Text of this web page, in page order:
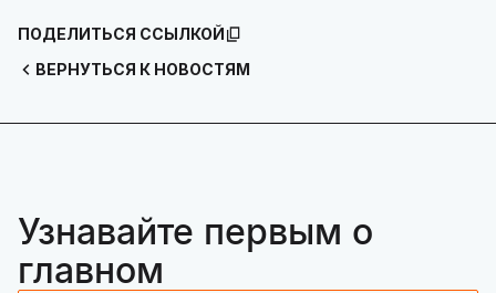
ВЕРНУТЬСЯ К НОВОСТЯМ
ПОДЕЛИТЬСЯ ССЫЛКОЙ
Узнавайте первым о
главном